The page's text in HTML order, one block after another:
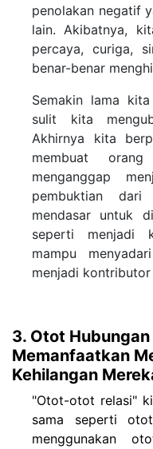
penolakan negatif
lain. Akibatnya,
percaya, curiga,
benar-benar
Semakin lama
sulit kita
Akhirnya kita
membuat
menganggap
pembuktian dari
mendasar untuk
seperti menjadi
mampu
menjadi
3. Otot
Memanfaatkan
Kehilangan
"Otot-otot relasi"
sama seperti
menggunakan